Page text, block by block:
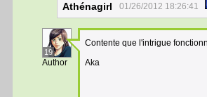
Athénagirl 01/26/2012 18:26:41
19
Author
Contente que l'intrigue
Aka